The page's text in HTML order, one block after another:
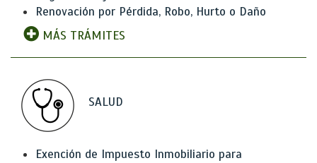
Renovación por Pérdida, Robo, Hurto o Daño
MÁS TRÁMITES
SALUD
Exención de Impuesto Inmobiliario para